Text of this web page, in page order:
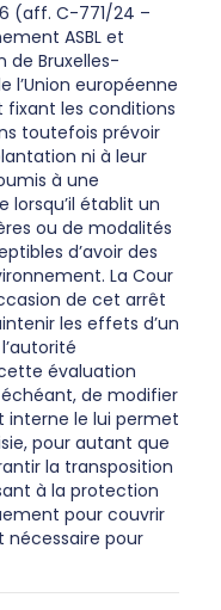
(aff. C-771/24 –
ASBL et
de Bruxelles-
l’Union européenne
fixant les conditions
toutefois prévoir
ni à leur
à une
établit un
ou de modalités
d’avoir des
La Cour
de cet arrêt
les effets d’un
évaluation
de modifier
interne le lui permet
pour autant que
la transposition
à la protection
pour couvrir
pour